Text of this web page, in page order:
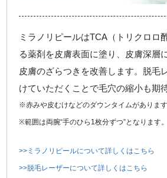
ミラノリピールはTCA（トリクロロ
る薬剤を皮膚表面に塗り、皮膚深層
皮膚のざらつきを改善します。脱毛
けていただくことで毛穴の縮小も期
※赤みや皮むけなどのダウンタイムがあります
※範囲は両腕“手のひら1枚分ずつ”となります。
>>ミラノリピールについて詳しくはこちら
>>脱毛レーザーについて詳しくはこちら